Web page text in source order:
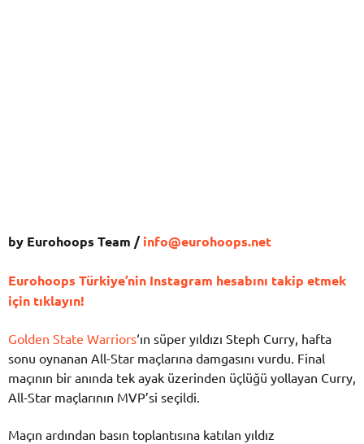
by Eurohoops Team /info@eurohoops.net
Eurohoops Türkiye’nin Instagram hesabını takip etmek
için tıklayın!
Golden State Warriors‘ın süper yıldızı Steph Curry, hafta
sonu oynanan All-Star maçlarına damgasını vurdu. Final
maçının bir anında tek ayak üzerinden üçlüğü yollayan Curry,
All-Star maçlarının MVP’si seçildi.
Maçın ardından basın toplantısına katılan yıldız